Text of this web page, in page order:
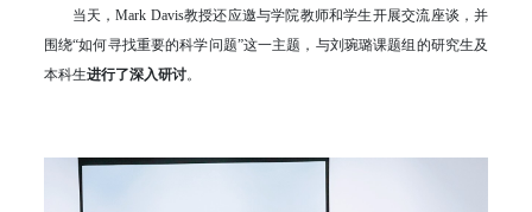
当天，Mark Davis教授还应邀与学院教师和学生开展交流座谈，并
围绕“如何寻找重要的科学问题”这一主题，与刘琬璐课题组的研究生及
本科生进行了深入研讨。